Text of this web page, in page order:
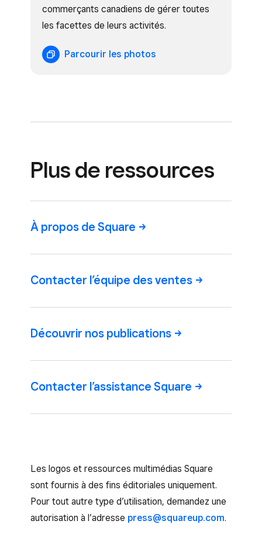
commerçants canadiens de gérer toutes
les facettes de leurs activités.
Parcourir les photos
Plus de ressources
À propos de Square
Contacter l’équipe desventes
Découvrir nos publications
Contacter l’assistance Square
Les logos et ressources multimédias Square
sont fournis à des fins éditoriales uniquement.
Pour tout autre type d’utilisation, demandez une
autorisation à l’adresse press@squareup.com.